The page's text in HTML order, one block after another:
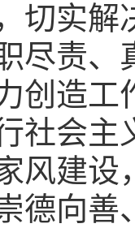
切实
尽责、
创造工
社会主
风建
德向善